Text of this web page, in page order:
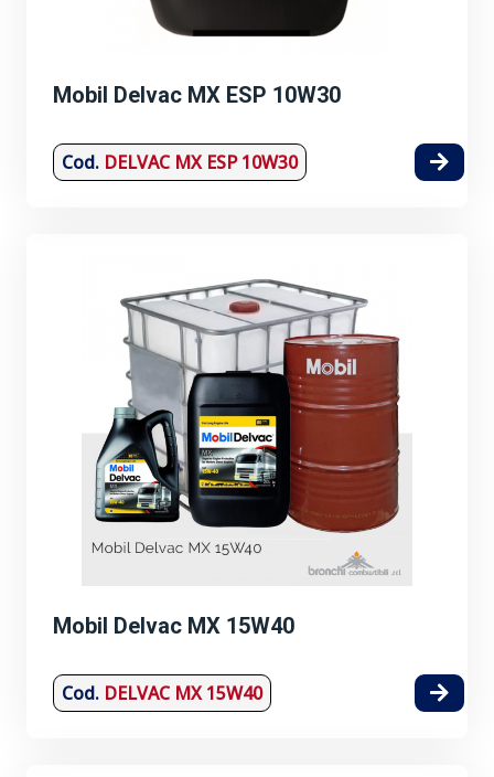
Mobil Delvac MX ESP 10W30
Cod. DELVAC MX ESP 10W30
Mobil Delvac MX 15W40
Cod. DELVAC MX 15W40